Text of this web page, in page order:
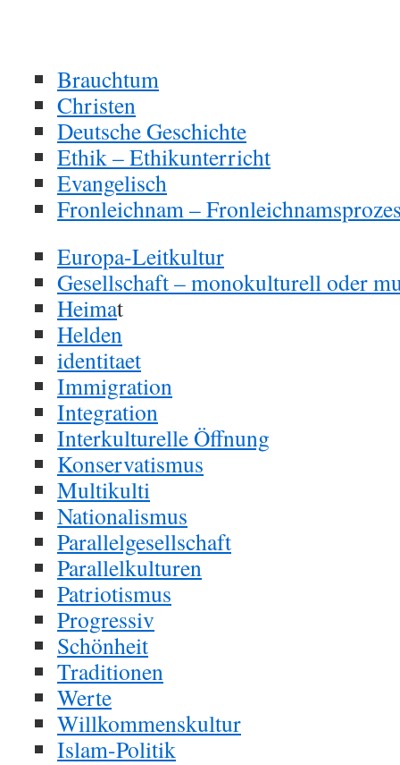
Brauchtum
Christen
Deutsche Geschichte
Ethik – Ethikunterricht
Evangelisch
Fronleichnam –
Europa-Leitkultur
Gesellschaft – monokulturell oder
Heimat
Helden
identitaet
Immigration
Integration
Interkulturelle Öffnung
Konservatismus
Multikulti
Nationalismus
Parallelgesellschaft
Parallelkulturen
Patriotismus
Progressiv
Schönheit
Traditionen
Werte
Willkommenskultur
Islam-Politik